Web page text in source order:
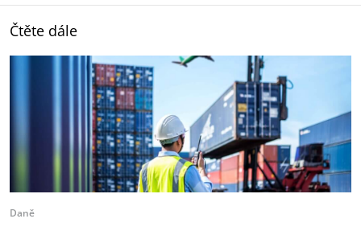
Čtěte dále
Daně